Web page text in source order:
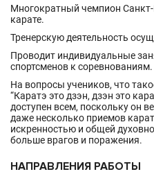
Многократный чемпион
карате.
Тренерскую деятельность
Проводит индивидуальные
спортсменов к соревнованиям.
На вопросы учеников, что
“Каратэ это дзэн, дзэн это
доступен всем, поскольку он
даже несколько приемов
искренностью и общей
больше врагов и поражения.
НАПРАВЛЕНИЯ РАБОТЫ